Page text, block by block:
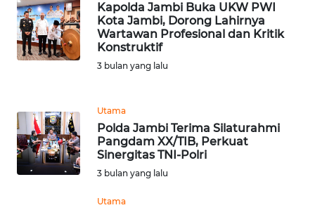
Kapolda Jambi Buka UKW PWI
Kota Jambi, Dorong Lahirnya
Wartawan Profesional dan Kritik
Konstruktif
3 bulan yang lalu
Utama
Polda Jambi Terima Silaturahmi
Pangdam XX/TIB, Perkuat
Sinergitas TNI-Polri
3 bulan yang lalu
Utama
WN
BOGOR
WN
TAPANULI
UTARA